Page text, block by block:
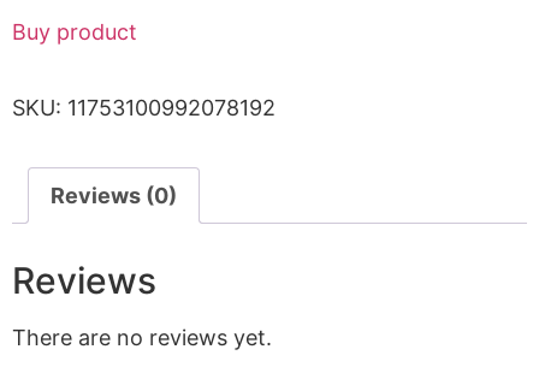
Buy product
SKU: 11753100992078192
Reviews (0)
Reviews
There are no reviews yet.